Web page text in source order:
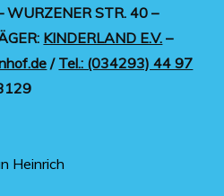
WURZENER STR. 40 –
KINDERLAND E.V. –
/ Tel.: (034293) 44 97
Heinrich